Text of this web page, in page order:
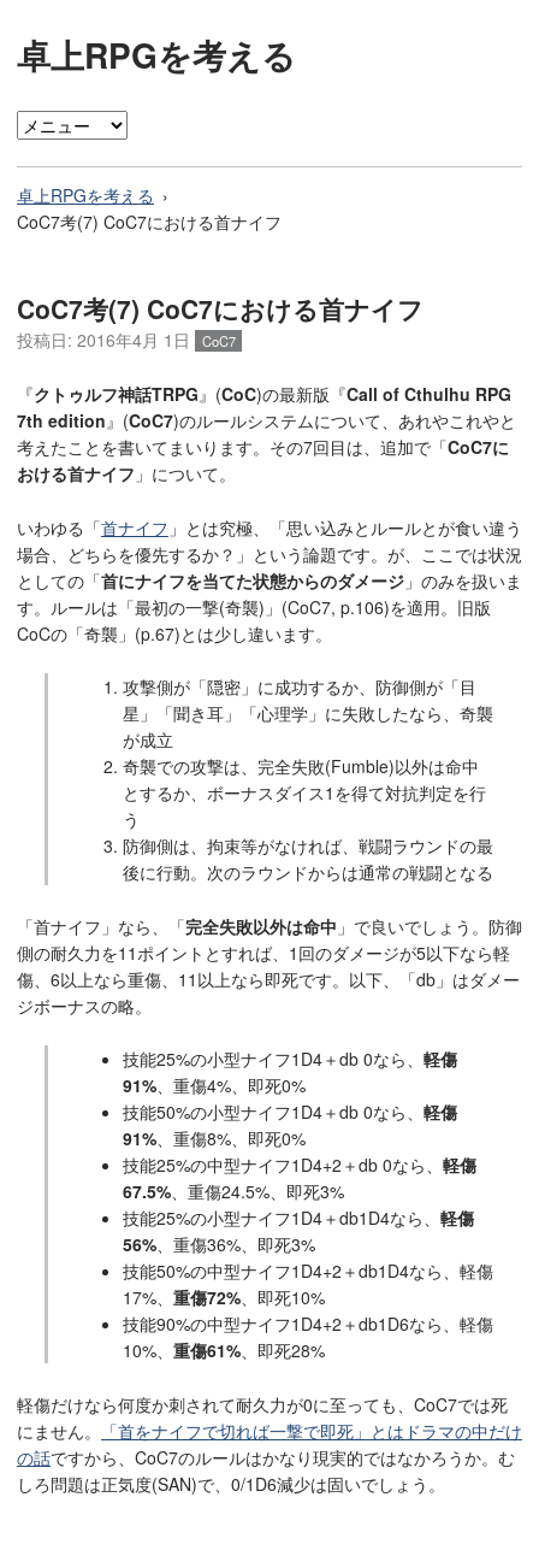
卓上RPGを考える
卓上RPGを考える
CoC7考(7) CoC7における首ナイフ
CoC7考(7) CoC7における首ナイフ
投稿日: 2016年4月 1日 CoC7
『クトゥルフ神話TRPG 』(CoC)の最新版『Call of Cthulhu RPG
7th edition 』(CoC7)のルールシステムについて、あれやこれやと
考えたことを書いてまいります。その7回目は、追加で「CoC7に
おける首ナイフ 」について。
いわゆる「首ナイフ 」とは究極、「思い込みとルールとが食い違う
場合、どちらを優先するか？」という論題です。が、ここでは状況
としての「首にナイフを当てた状態からのダメージ 」のみを扱いま
す。ルールは「最初の一撃(奇襲)」(CoC7, p.106)を適用。旧版
CoCの「奇襲」(p.67)とは少し違います。
攻撃側が「隠密」に成功するか、防御側が「目
星」「聞き耳」「心理学」に失敗したなら、奇襲
が成立
奇襲での攻撃は、完全失敗(Fumble)以外は命中
とするか、ボーナスダイス1を得て対抗判定を行
う
防御側は、拘束等がなければ、戦闘ラウンドの最
後に行動。次のラウンドからは通常の戦闘となる
「首ナイフ」なら、「完全失敗以外は命中 」で良いでしょう。防御
側の耐久力を11ポイントとすれば、1回のダメージが5以下なら軽
傷、6以上なら重傷、11以上なら即死です。以下、「db」はダメー
ジボーナスの略。
技能25%の小型ナイフ1D4＋db 0なら、軽傷
91%、重傷4%、即死0%
技能50%の小型ナイフ1D4＋db 0なら、軽傷
91%、重傷8%、即死0%
技能25%の中型ナイフ1D4+2＋db 0なら、軽傷
67.5%、重傷24.5%、即死3%
技能25%の小型ナイフ1D4＋db1D4なら、軽傷
56%、重傷36%、即死3%
技能50%の中型ナイフ1D4+2＋db1D4なら、軽傷
17%、重傷72%、即死10%
技能90%の中型ナイフ1D4+2＋db1D6なら、軽傷
10%、重傷61%、即死28%
軽傷だけなら何度か刺されて耐久力が0に至っても、CoC7では死
にません。
「首をナイフで切れば一撃で即死」とはドラマの中だけ
の話ですから、CoC7のルールはかなり現実的ではなかろうか。む
しろ問題は正気度(SAN)で、0/1D6減少は固いでしょう。